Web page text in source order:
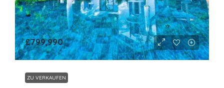
£799,990
ZU VERKAUFEN